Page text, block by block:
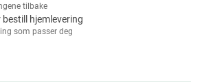
tilbake
bestill hjemlevering
som passer deg